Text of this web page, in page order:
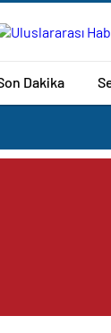
Dakika